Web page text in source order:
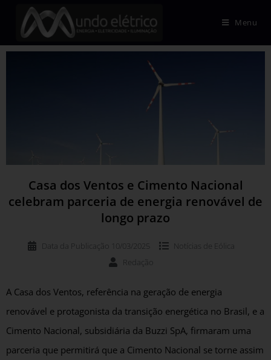
Menu
Casa dos Ventos e Cimento Nacional
celebram parceria de energia renovável de
longo prazo
Data da Publicação 10/03/2025 Notícias de
Eólica
Redação
A Casa dos Ventos, referência na geração de energia
renovável e protagonista da transição energética no Brasil, e a
Cimento Nacional, subsidiária da Buzzi SpA, firmaram uma
parceria que permitirá que a Cimento Nacional se torne assim